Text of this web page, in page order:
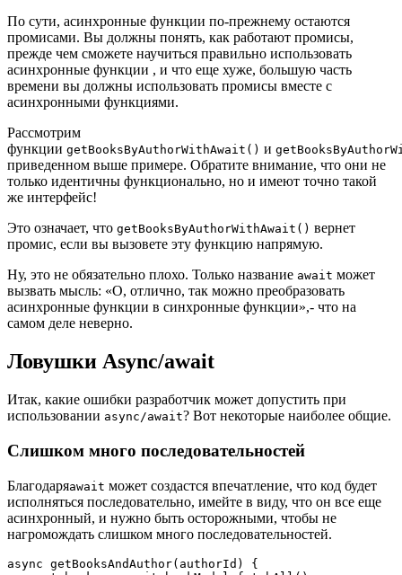
По сути, асинхронные функции по-прежнему остаются
промисами. Вы должны понять, как работают промисы,
прежде чем сможете научиться правильно использовать
асинхронные функции , и что еще хуже, большую часть
времени вы должны использовать промисы вместе с
асинхронными функциями.
Рассмотрим
функции getBooksByAuthorWithAwait() и
приведенном выше примере. Обратите внимание, что они не
только идентичны функционально, но и имеют точно такой
же интерфейс!
Это означает, что getBooksByAuthorWithAwait() вернет
промис, если вы вызовете эту функцию напрямую.
Ну, это не обязательно плохо. Только название await может
вызвать мысль: «О, отлично, так можно преобразовать
асинхронные функции в синхронные функции»,- что на
самом деле неверно.
Ловушки Async/await
Итак, какие ошибки разработчик может допустить при
использовании async/await? Вот некоторые наиболее общие.
Слишком много последовательностей
Благодаряawait может создастся впечатление, что код будет
исполняться последовательно, имейте в виду, что он все еще
асинхронный, и нужно быть осторожными, чтобы не
нагромождать слишком много последовательностей.
async getBooksAndAuthor(authorId) {